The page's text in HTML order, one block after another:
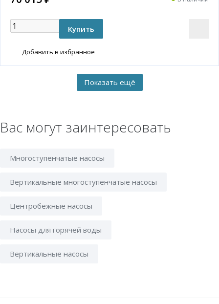
Добавить в избранное
Вас могут заинтересовать
Многоступенчатые насосы
Вертикальные многоступенчатые насосы
Центробежные насосы
Насосы для горячей воды
Вертикальные насосы